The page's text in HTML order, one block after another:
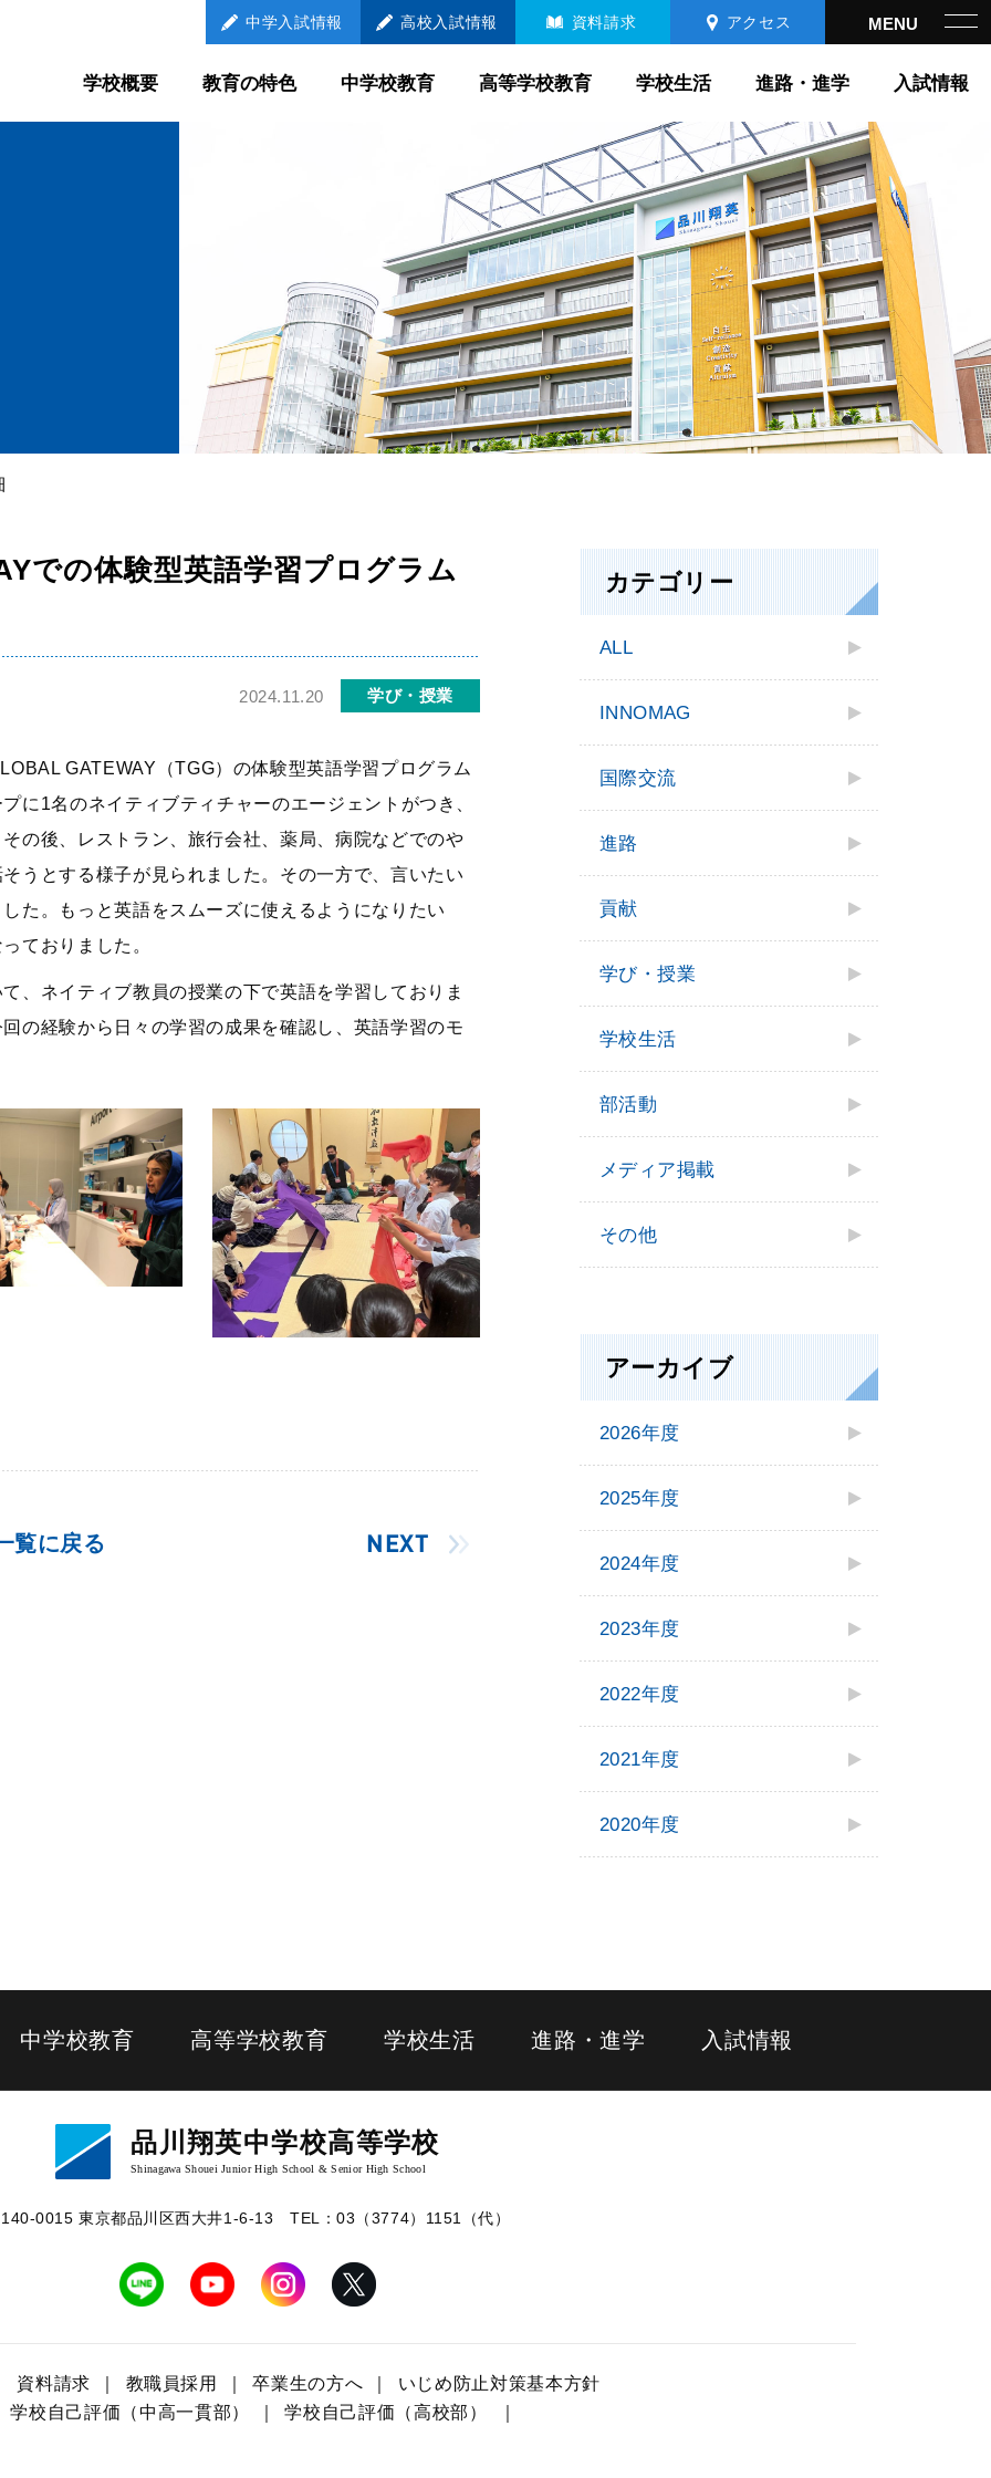
中学入試情報 高校 入試情報 資料請求 アクセス
高等学校教育
2023年大学合格実績
2026年度 中学校説
明会・公開行事
中学入試情報
高校入試情報
高校入試過去問題
学費
学校概要 教育の特色 中学校教育 高等学校教育 学校生活 進路・進学 入試情報
での体験型英語学習プログラム
2024.11.20 学び・授業
GATEWAY（TGG）の体験型英語学習プログラム
1名のネイティブティチャーのエージェントがつき、
の後、レストラン、旅行会社、薬局、病院などでのや
うとする様子が見られました。その一方で、言いたい
た。もっと英語をスムーズに使えるようになりたい
ておりました。
、ネイティブ教員の授業の下で英語を学習しておりま
の経験から日々の学習の成果を確認し、英語学習のモ
覧に戻る NEXT
カテゴリー
ALL
INNOMAG
国際交流
進路
貢献
学び・授業
学校⽣活
部活動
メディア掲載
その他
アーカイブ
2026年度
2025年度
2024年度
2023年度
2022年度
2021年度
2020年度
中学校教育 高等学校教育 学校生活 進路・進学 入試情報
品川翔英中学校高等学校
Shinagawa Shouei Junior High School & Senior High School
0015 東京都品川区⻄⼤井1-6-13 TEL：03（3774）1151（代）
資料請求 教職員採用 卒業生の方へ
いじめ防止対策基本方針
学校自己評価（中高一貫部）
学校自己評価（高校部）